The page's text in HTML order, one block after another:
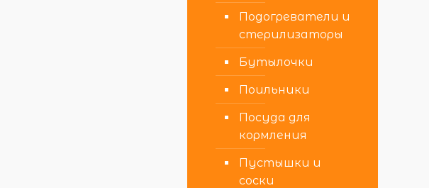
Подогреватели и
стерилизаторы
Бутылочки
Поильники
Посуда для
кормления
Пустышки и
соски